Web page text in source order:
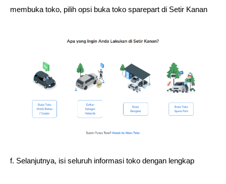
membuka toko, pilih opsi buka toko sparepart di Setir Kanan
f. Selanjutnya, isi seluruh informasi toko dengan lengkap